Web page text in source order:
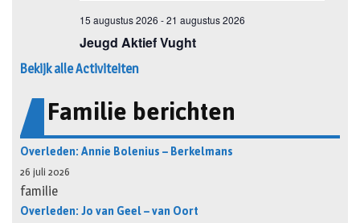
Bekijk alle Activiteiten
Familie berichten
Overleden: Annie Bolenius – Berkelmans
26 juli 2026
familie
Overleden: Jo van Geel – van Oort